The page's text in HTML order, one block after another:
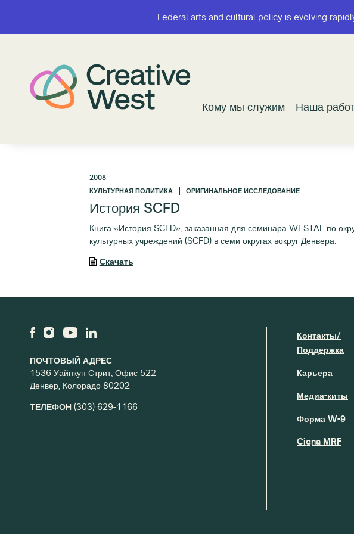
Federal arts and cultural policy is evolving
Кому мы служим Наша
Federal arts and cultural policy is evolving
Кому мы служим Наша
2008
КУЛЬТУРНАЯ ПОЛИТИКА
ОРИГИНАЛЬНОЕ ИССЛЕДОВАНИЕ
История SCFD
Книга «История SCFD», заказанная для семинара WESTAF по
культурных учреждений (SCFD) в семи округах вокруг Денвера.
Скачать
ПОЧТОВЫЙ АДРЕС
1536 Уайнкуп Стрит, Офис 522
Денвер, Колорадо 80202
ТЕЛЕФОН (303) 629-1166
Контакты/
Поддержка
Карьера
Медиа-киты
Форма W-9
Cigna MRF